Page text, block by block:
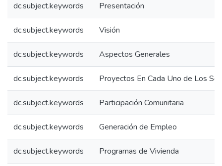
dc.subject.keywords Presentación
dc.subject.keywords Visión
dc.subject.keywords Aspectos Generales
dc.subject.keywords Proyectos En Cada Uno de Los
dc.subject.keywords Participación Comunitaria
dc.subject.keywords Generación de Empleo
dc.subject.keywords Programas de Vivienda